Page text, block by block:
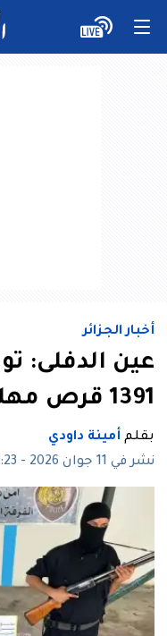
أخبار الجزائر
عين الدفلى:
1391 قرص مهلوس بخميس مليانة
بقلم أمينة داودي
نشر في 11 جوان 2026 - 15:23